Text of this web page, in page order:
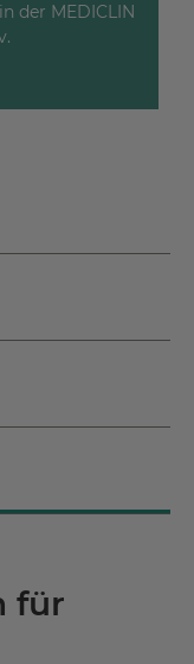
der MEDICLIN
für